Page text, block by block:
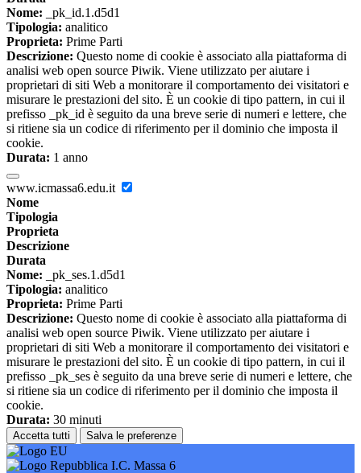
Nome: _pk_id.1.d5d1
Tipologia: analitico
Proprieta: Prime Parti
Descrizione: Questo nome di cookie è associato alla piattaforma di
analisi web open source Piwik. Viene utilizzato per aiutare i
proprietari di siti Web a monitorare il comportamento dei visitatori e
misurare le prestazioni del sito. È un cookie di tipo pattern, in cui il
prefisso _pk_id è seguito da una breve serie di numeri e lettere, che
si ritiene sia un codice di riferimento per il dominio che imposta il
cookie.
Durata: 1 anno
www.icmassa6.edu.it
Nome
Tipologia
Proprieta
Descrizione
Durata
Nome: _pk_ses.1.d5d1
Tipologia: analitico
Proprieta: Prime Parti
Descrizione: Questo nome di cookie è associato alla piattaforma di
analisi web open source Piwik. Viene utilizzato per aiutare i
proprietari di siti Web a monitorare il comportamento dei visitatori e
misurare le prestazioni del sito. È un cookie di tipo pattern, in cui il
prefisso _pk_ses è seguito da una breve serie di numeri e lettere, che
si ritiene sia un codice di riferimento per il dominio che imposta il
cookie.
Durata: 30 minuti
Accetta tutti Salva le preferenze
I.C. Massa 6